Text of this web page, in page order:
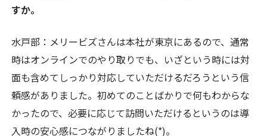
すか。
水戸部：メリービズさんは本社が東京にあるので、通常
時はオンラインでのやり取りでも、いざという時には対
面も含めてしっかり対応していただけるだろうという信
頼感がありました。初めてのことばかりで何もわからな
かったので、必要に応じて訪問いただけるというのは導
入時の安心感につながりましたね(*)。